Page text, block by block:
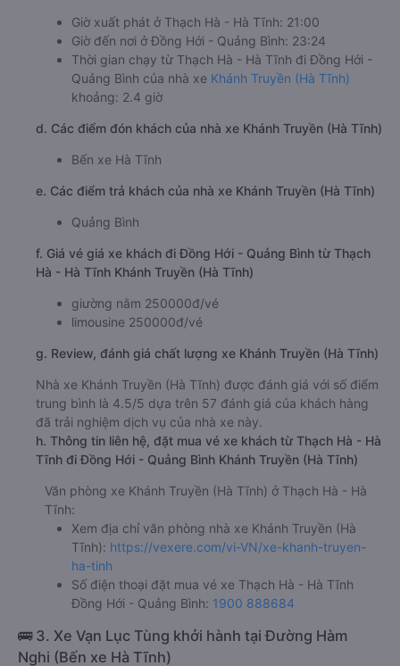
Giờ xuất phát ở Thạch Hà - Hà Tĩnh: 21:00
Giờ đến nơi ở Đồng Hới - Quảng Bình: 23:24
Thời gian chạy từ Thạch Hà - Hà Tĩnh đi Đồng Hới -
Quảng Bình của nhà xe Khánh Truyền (Hà Tĩnh)
khoảng: 2.4 giờ
d. Các điểm đón khách của nhà xe Khánh Truyền (Hà Tĩnh)
Bến xe Hà Tĩnh
e. Các điểm trả khách của nhà xe Khánh Truyền (Hà Tĩnh)
Quảng Bình
f. Giá vé giá xe khách đi Đồng Hới - Quảng Bình từ Thạch
Hà - Hà Tĩnh Khánh Truyền (Hà Tĩnh)
giường nằm 250000đ/vé
limousine 250000đ/vé
g. Review, đánh giá chất lượng xe Khánh Truyền (Hà Tĩnh)
Nhà xe Khánh Truyền (Hà Tĩnh) được đánh giá với số điểm
trung bình là 4.5/5 dựa trên 57 đánh giá của khách hàng
đã trải nghiệm dịch vụ của nhà xe này.
h. Thông tin liên hệ, đặt mua vé xe khách từ Thạch Hà - Hà
Tĩnh đi Đồng Hới - Quảng Bình Khánh Truyền (Hà Tĩnh)
Văn phòng xe Khánh Truyền (Hà Tĩnh) ở Thạch Hà - Hà
Tĩnh:
Xem địa chỉ văn phòng nhà xe Khánh Truyền (Hà
Tĩnh): https://vexere.com/vi-VN/xe-khanh-truyen-
ha-tinh
Số điện thoại đặt mua vé xe Thạch Hà - Hà Tĩnh
Đồng Hới - Quảng Bình: 1900 888684
🚌 3. Xe Vạn Lục Tùng khởi hành tại Đường Hàm
Nghi (Bến xe Hà Tĩnh)